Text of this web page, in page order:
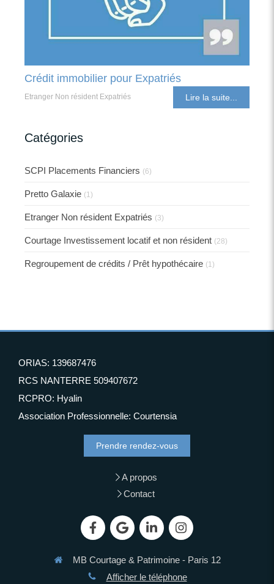
Crédit immobilier pour Expatriés
Etranger Non résident Expatriés Lire la suite...
Catégories
SCPI Placements Financiers (6)
Pretto Galaxie (1)
Etranger Non résident Expatriés (3)
Courtage Investissement locatif et non résident (28)
Regroupement de crédits / Prêt hypothécaire (1)
ORIAS: 139687476
RCS NANTERRE 509407672
RCPRO: Hyalin
Association Professionnelle: Courtensia
Prendre rendez-vous
A propos
Contact
MB Courtage & Patrimoine - Paris 12
Afficher le téléphone